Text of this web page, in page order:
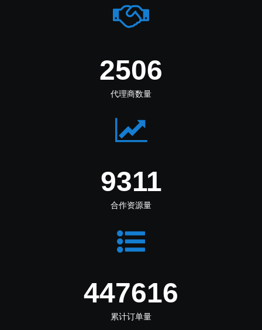
2988
代理商数量
11102
合作资源量
533696
累计订单量